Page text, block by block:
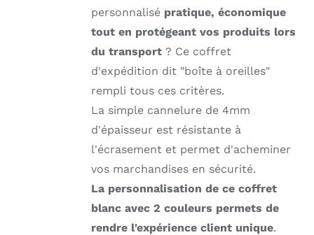
personnalisé pratique, économique
tout en protégeant vos produits lors
du transport ? Ce coffret
d'expédition dit "boîte à oreilles"
rempli tous ces critères.
La simple cannelure de 4mm
d'épaisseur est résistante à
l'écrasement et permet d'acheminer
vos marchandises en sécurité.
La personnalisation de ce coffret
blanc avec 2 couleurs permets de
rendre l'expérience client unique.